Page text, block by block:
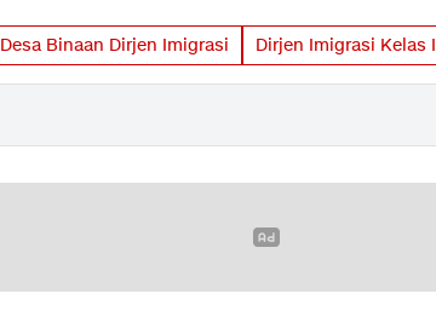
Desa Binaan Dirjen Imigrasi Dirjen Imigrasi Kelas I